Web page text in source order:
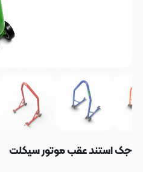
جک استند عقب موتور سیکلت